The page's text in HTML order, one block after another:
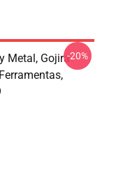
Metal, Gojira-20%